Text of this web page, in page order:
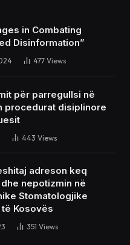
in Combating
Disinformation”
477 Views
për parregullsi në
procedurat disiplinore
443 Views
adreson keq
nepotizmin në
Stomatologjike
Kosovës
351 Views